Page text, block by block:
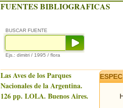
FUENTES BIBLIOGRAFICAS
BUSCAR FUENTE
Ejs.: dimitri / 1995 / flora
Las Aves de los Parques
Nacionales de la Argentina.
126 pp. LOLA. Buenos Aires.